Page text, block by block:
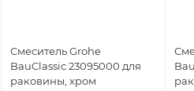
Смеситель Grohe
BauClassic 23095000 для
раковины, хром